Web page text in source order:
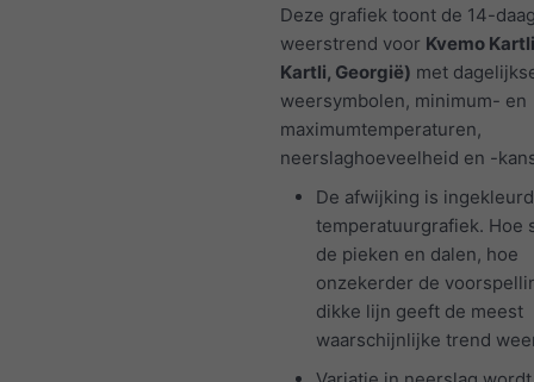
Deze grafiek toont de 14-
weerstrend voor Kvemo
Kartli, Georgië) met
weersymbolen, minimum- en
maximumtemperaturen,
neerslaghoeveelheid en -
De afwijking is
temperatuurgrafiek. Hoe
de pieken en dalen, hoe
onzekerder de
dikke lijn geeft de meest
waarschijnlijke trend